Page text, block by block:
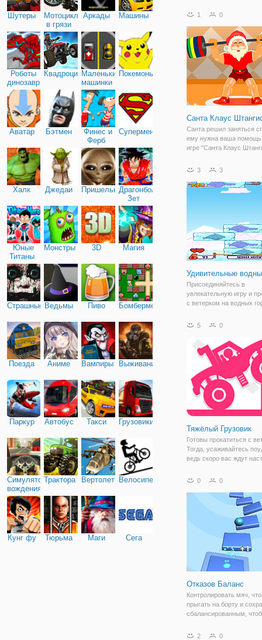
Шутеры
Мотоциклы
в грязи
Аркады Машины
Роботы
динозавры
КвадроциклыМаленькие
машинки
Покемоны
Аватар Бэтмен
Финес и
Ферб
Супермен
Халк Джедаи ПришельцыДрагонболл
Зет
Юные
Титаны
Монстры 3D Магия
Страшные Ведьмы Пиво Бомбермен
Поезда Аниме Вампиры Выживание
Паркур Автобус Такси Грузовики
Симулятор
вождения
Трактора ВертолетыВелосипед
Кунг фу Тюрьма Маги Сега
1 0
Санта Клаус
Санта решил заняться
ему нужна ваша помощь
игре "Санта Клаус
поднимать штангу и
Санту, который держит в
3 3
Удивительные
Присоединяйтесь в
увлекательную игру и
с ветерком на водных
Здесь вы нас себе
покорения водных
Ваш персонаж уже
5 0
Тяжёлый Грузовик
Готовы прокатиться с
Тогда, усаживайтесь
ведь скоро вас ждут
Грузовик", вы будете
Основная задача игры
дистанцию
0 0
Отказов Баланс
Контролировать мяч,
прыгать на борту и
сбалансированным,
можете идти!
2 0